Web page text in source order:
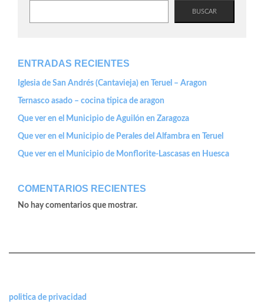
BUSCAR
ENTRADAS RECIENTES
Iglesia de San Andrés (Cantavieja) en Teruel – Aragon
Ternasco asado – cocina tipica de aragon
Que ver en el Municipio de Aguilón en Zaragoza
Que ver en el Municipio de Perales del Alfambra en Teruel
Que ver en el Municipio de Monflorite-Lascasas en Huesca
COMENTARIOS RECIENTES
No hay comentarios que mostrar.
politica de privacidad